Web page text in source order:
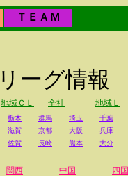
ＴＥＡＭ
ーグ情報
地域ＣＬ 全社 地域Ｌ
栃木 群馬 埼玉 千葉
滋賀 京都 大阪 兵庫
佐賀 長崎 熊本 大分
関西 中国 四国